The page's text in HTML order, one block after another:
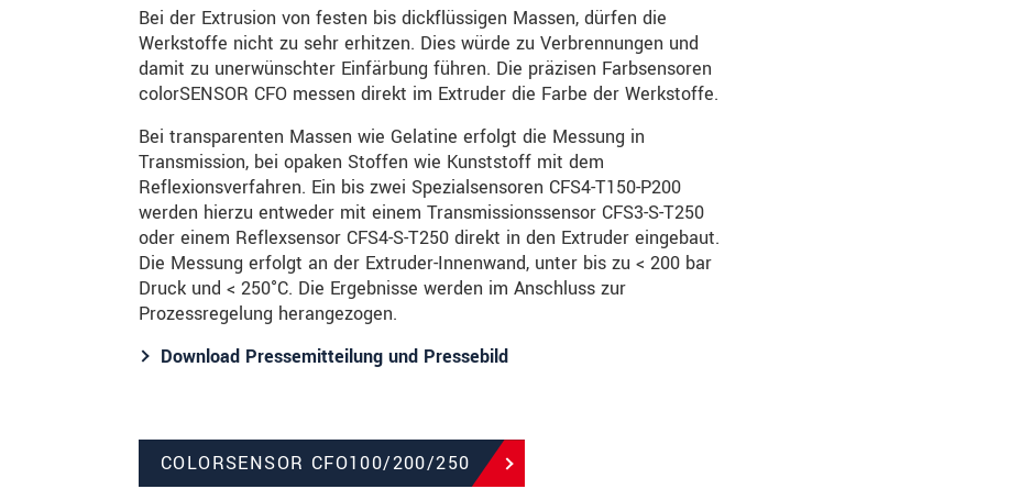
Bei der Extrusion von festen bis dickflüssigen Massen, dürfen die
Werkstoffe nicht zu sehr erhitzen. Dies würde zu Verbrennungen und
damit zu unerwünschter Einfärbung führen. Die präzisen Farbsensoren
colorSENSOR CFO messen direkt im Extruder die Farbe der Werkstoffe.
Bei transparenten Massen wie Gelatine erfolgt die Messung in
Transmission, bei opaken Stoffen wie Kunststoff mit dem
Reflexionsverfahren. Ein bis zwei Spezialsensoren CFS4-T150-P200
werden hierzu entweder mit einem Transmissionssensor CFS3-S-T250
oder einem Reflexsensor CFS4-S-T250 direkt in den Extruder eingebaut.
Die Messung erfolgt an der Extruder-Innenwand, unter bis zu < 200 bar
Druck und < 250°C. Die Ergebnisse werden im Anschluss zur
Prozessregelung herangezogen.
Download Pressemitteilung und Pressebild
COLORSENSOR CFO100/200/250